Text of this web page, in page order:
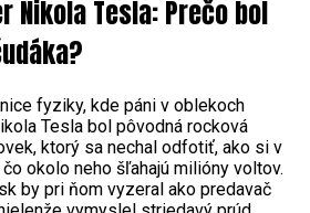
Nikola Tesla: Prečo bol
fyziky, kde páni v oblekoch
Tesla bol pôvodná rocková
ktorý sa nechal odfotiť, ako si v
okolo neho šľahajú milióny voltov.
by pri ňom vyzeral ako predavač